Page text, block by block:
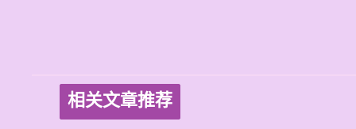
相关文章推荐